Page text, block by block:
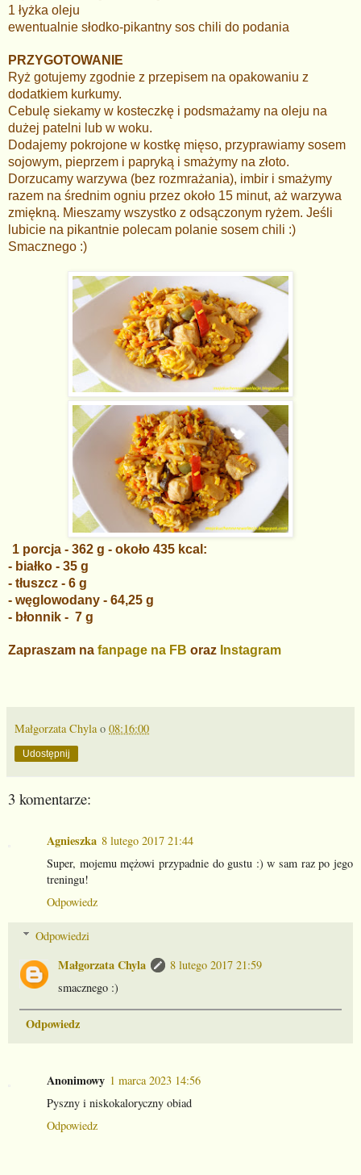
1 łyżka oleju
ewentualnie słodko-pikantny sos chili do podania
PRZYGOTOWANIE
Ryż gotujemy zgodnie z przepisem na opakowaniu z
dodatkiem kurkumy.
Cebulę siekamy w kosteczkę i podsmażamy na oleju na
dużej patelni lub w woku.
Dodajemy pokrojone w kostkę mięso, przyprawiamy sosem
sojowym, pieprzem i papryką i smażymy na złoto.
Dorzucamy warzywa (bez rozmrażania), imbir i smażymy
razem na średnim ogniu przez około 15 minut, aż warzywa
zmiękną. Mieszamy wszystko z odsączonym ryżem. Jeśli
lubicie na pikantnie polecam polanie sosem chili :)
Smacznego :)
1 porcja - 362 g - około 435 kcal:
- białko - 35 g
- tłuszcz - 6 g
- węglowodany - 64,25 g
- błonnik - 7 g
Zapraszam na fanpage na FB oraz Instagram
Małgorzata Chyla o 08:16:00
Udostępnij
3 komentarze:
Agnieszka 8 lutego 2017 21:44
Super, mojemu mężowi przypadnie do gustu :) w sam raz po jego
treningu!
Odpowiedz
Odpowiedzi
Małgorzata Chyla
8 lutego 2017 21:59
smacznego :)
Odpowiedz
Anonimowy 1 marca 2023 14:56
Pyszny i niskokaloryczny obiad
Odpowiedz